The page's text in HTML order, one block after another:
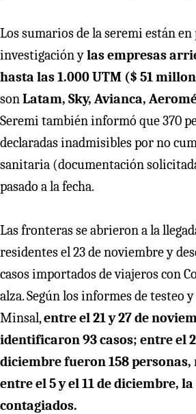
Los sumarios de la seremi están en
investigación ylas empresas
hasta las 1.000 UTM ($ 51
sonLatam, Sky, Avianca,
Seremi también informó que 370
declaradas inadmisibles por no
sanitaria (documentación
pasado a la fecha.
Las fronteras se abrieron a la
residentes el 23 de noviembre y
casos importados de viajeros con
alza. Según los informes de testeo
Minsal,entre el 21 y 27 de
identificaron 93 casos; entre el
diciembre fueron 158
entre el 5 y el 11 de diciembre,
contagiados.